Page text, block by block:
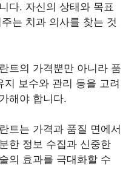
다. 자신의 상태와 목표
는 치과 의사를 찾는 것
트의 가격뿐만 아니라 품
보수와 관리 등을 고려
해야 합니다.
트는 가격과 품질 면에서
한 정보 수집과 신중한
의 효과를 극대화할 수